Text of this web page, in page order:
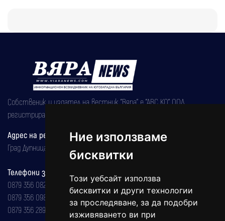
Ние използваме
бисквитки
Този уебсайт използва
бисквитки и други технологии
за проследяване, за да подобри
изживяването ви при
Собственик и издател на вестник "Вяра" е "АВС КО" ООД,
регистрирана на 08.05.2002 година.
Адрес на редакцията
Град Дупница, ул.''Христо Ботев" 43
Телефони за реклама и абонаменти
0879 356 082
0879 356 098
0879 356 289